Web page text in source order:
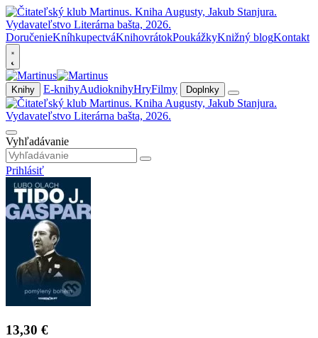
DoručenieKníhkupectváKnihovrátokPoukážkyKnižný blogKontakt
Knihy E-knihyAudioknihyHryFilmy Doplnky
Vyhľadávanie
Prihlásiť
13,30 €